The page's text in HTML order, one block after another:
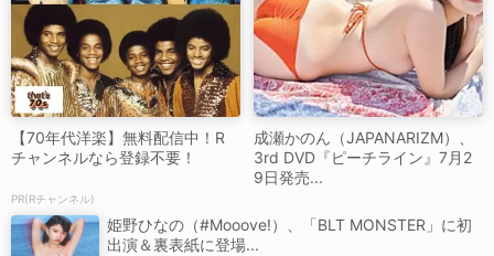
【70年代洋楽】無料配信中！R
チャンネルなら登録不要！
PR(Rチャンネル)
成瀬かのん（JAPANARIZM）、
3rd DVD『ピーチライン』7月2
9日発売...
姫野ひなの（#Mooove!）、「BLT MONSTER」に初
出演＆裏表紙に登場...